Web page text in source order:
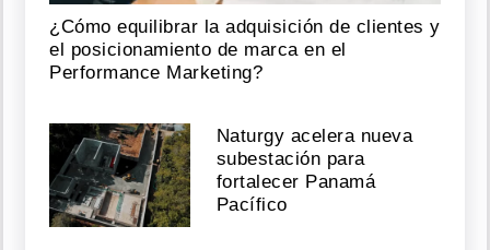
¿Cómo equilibrar la adquisición de clientes y
el posicionamiento de marca en el
Performance Marketing?
Naturgy acelera nueva
subestación para
fortalecer Panamá
Pacífico